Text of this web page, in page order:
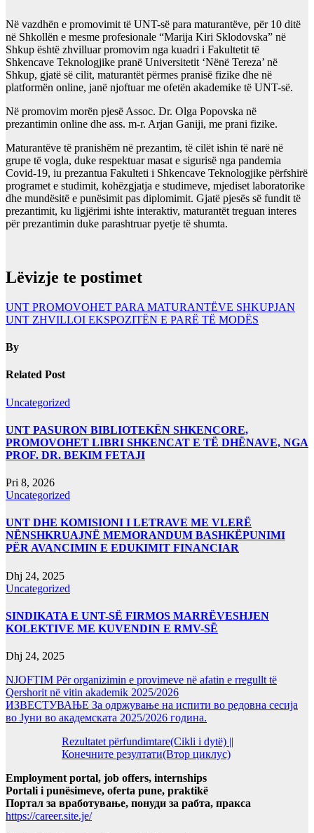
Në vazdhën e promovimit të UNT-së para maturantëve, për 10 ditë
në Shkollën e mesme profesionale “Marija Kiri Sklodovska” në
Shkup është zhvilluar promovim nga kuadri i Fakultetit të
Shkencave Teknologjike pranë Universitetit ‘Nënë Tereza’ në
Shkup, gjatë së cilit, maturantët përmes pranisë fizike dhe në
platformën online, janë njoftuar me ofetën akademike të UNT-së.
Në promovim morën pjesë Assoc. Dr. Olga Popovska në
prezantimin online dhe ass. m-r. Arjan Ganiji, me prani fizike.
Maturantëve të pranishëm në prezantim, të cilët ishin të narë në
grupe të vogla, duke respektuar masat e sigurisë nga pandemia
Covid-19, iu prezantua Fakulteti i Shkencave Teknologjike përfshirë
programet e studimit, kohëzgjatja e studimeve, mjediset laboratorike
dhe mundësitë e punësimit pas diplomimit. Gjatë pjesës së fundit të
prezantimit, ku ligjërimi ishte interaktiv, maturantët treguan interes
për prezantimin duke parashtruar pyetje të shumta.
Lëvizje te postimet
UNT PROMOVOHET PARA MATURANTËVE SHKUPJAN
UNT ZHVILLOI EKSPOZITËN E PARË TË MODËS
By
Related Post
Uncategorized
UNT PASURON BIBLIOTEKËN SHKENCORE,
PROMOVOHET LIBRI SHKENCAT E TË DHËNAVE, NGA
PROF. DR. BEKIM FETAJI
Pri 8, 2026
Uncategorized
UNT DHE KOMISIONI I LETRAVE ME VLERË
NËNSHKRUAJNË MEMORANDUM BASHKËPUNIMI
PËR AVANCIMIN E EDUKIMIT FINANCIAR
Dhj 24, 2025
Uncategorized
SINDIKATA E UNT-SË FIRMOS MARRËVESHJEN
KOLEKTIVE ME KUVENDIN E RMV-SË
Dhj 24, 2025
NJOFTIM Për organizimin e provimeve në afatin e rregullt të
Qershorit në vitin akademik 2025/2026
ИЗВЕСТУВАЊЕ За одржување на испити во редовна сесија
во Јуни во академската 2025/2026 година.
Rezultatet përfundimtare(Cikli i dytë) ||
Конечните резултати(Втор циклус)
Employment portal, job offers, internships
Portali i punësimeve, oferta pune, praktikë
Портал за вработување, понуди за рабта, пракса
https://career.site.je/